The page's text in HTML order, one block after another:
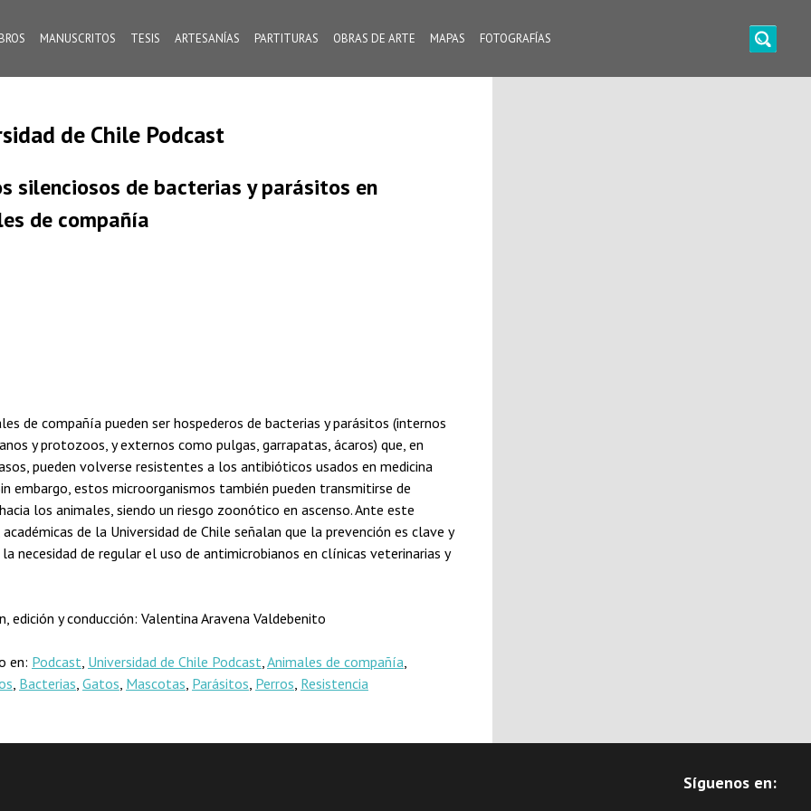
MANUSCRITOS TESIS ARTESANÍAS PARTITURAS OBRAS DE ARTE MAPAS FOTOGRAFÍAS
de Chile Podcast
silenciosos de bacterias y parásitos en
de compañía
de compañía pueden ser hospederos de bacterias y parásitos (internos
y protozoos, y externos como pulgas, garrapatas, ácaros) que, en
pueden volverse resistentes a los antibióticos usados en medicina
embargo, estos microorganismos también pueden transmitirse de
los animales, siendo un riesgo zoonótico en ascenso. Ante este
académicas de la Universidad de Chile señalan que la prevención es clave y
necesidad de regular el uso de antimicrobianos en clínicas veterinarias y
edición y conducción: Valentina Aravena Valdebenito
en: Podcast, Universidad de Chile Podcast,Animales de compañía,
, Bacterias, Gatos, Mascotas, Parásitos, Perros, Resistencia
Síguenos en: